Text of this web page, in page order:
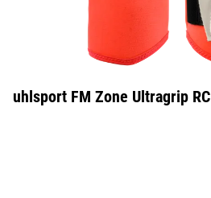
uhlsport FM Zone Ultragrip RC